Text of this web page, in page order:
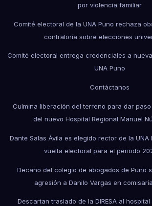
por violencia familiar
Comité electoral de la UNA Puno rechaza
contraloría sobre elecciones
Comité electoral entrega credenciales a
UNA Puno
Contáctanos
Culmina liberación del terreno para dar
del nuevo Hospital Regional Manuel
Dante Salas Ávila es elegido rector de la UNA
vuelta electoral para el periodo
Decano del colegio de abogados de Puno
agresión a Danilo Vargas en
Descartan traslado de la DIRESA al hospital